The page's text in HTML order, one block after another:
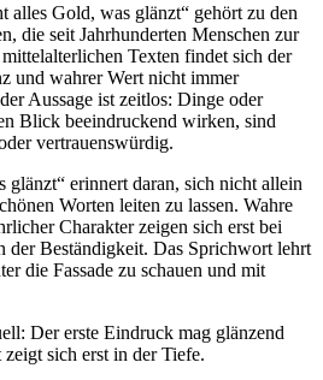
alles Gold, was glänzt“ gehört zu den
die seit Jahrhunderten Menschen zur
Texten findet sich der
und wahrer Wert nicht immer
Aussage ist zeitlos: Dinge oder
Blick beeindruckend wirken, sind
vertrauenswürdig.
glänzt“ erinnert daran, sich nicht allein
Worten leiten zu lassen. Wahre
Charakter zeigen sich erst bei
der Beständigkeit. Das Sprichwort lehrt
die Fassade zu schauen und mit
Der erste Eindruck mag glänzend
sich erst in der Tiefe.